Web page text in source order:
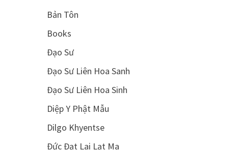
Bản Tôn
Books
Đạo Sư
Đạo Sư Liên Hoa Sanh
Đạo Sư Liên Hoa Sinh
Diệp Y Phật Mẫu
Dilgo Khyentse
Đức Đạt Lai Lạt Ma